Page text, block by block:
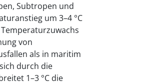
Subtropen und
um 3–4 °C
von
als in maritim
durch die
1–3 °C die